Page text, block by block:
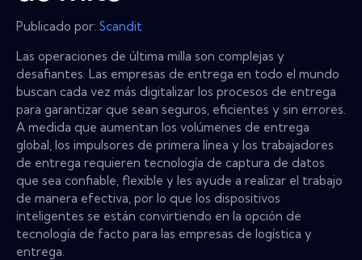
Publicado por: Scandit
Las operaciones de última milla son complejas y
desafiantes. Las empresas de entrega en todo el mundo
buscan cada vez más digitalizar los procesos de entrega
para garantizar que sean seguros, eficientes y sin errores.
A medida que aumentan los volúmenes de entrega
global, los impulsores de primera línea y los trabajadores
de entrega requieren tecnología de captura de datos
que sea confiable, flexible y les ayude a realizar el trabajo
de manera efectiva, por lo que los dispositivos
inteligentes se están convirtiendo en la opción de
tecnología de facto para las empresas de logística y
entrega.